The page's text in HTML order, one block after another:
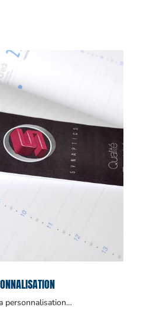
personnalisation…